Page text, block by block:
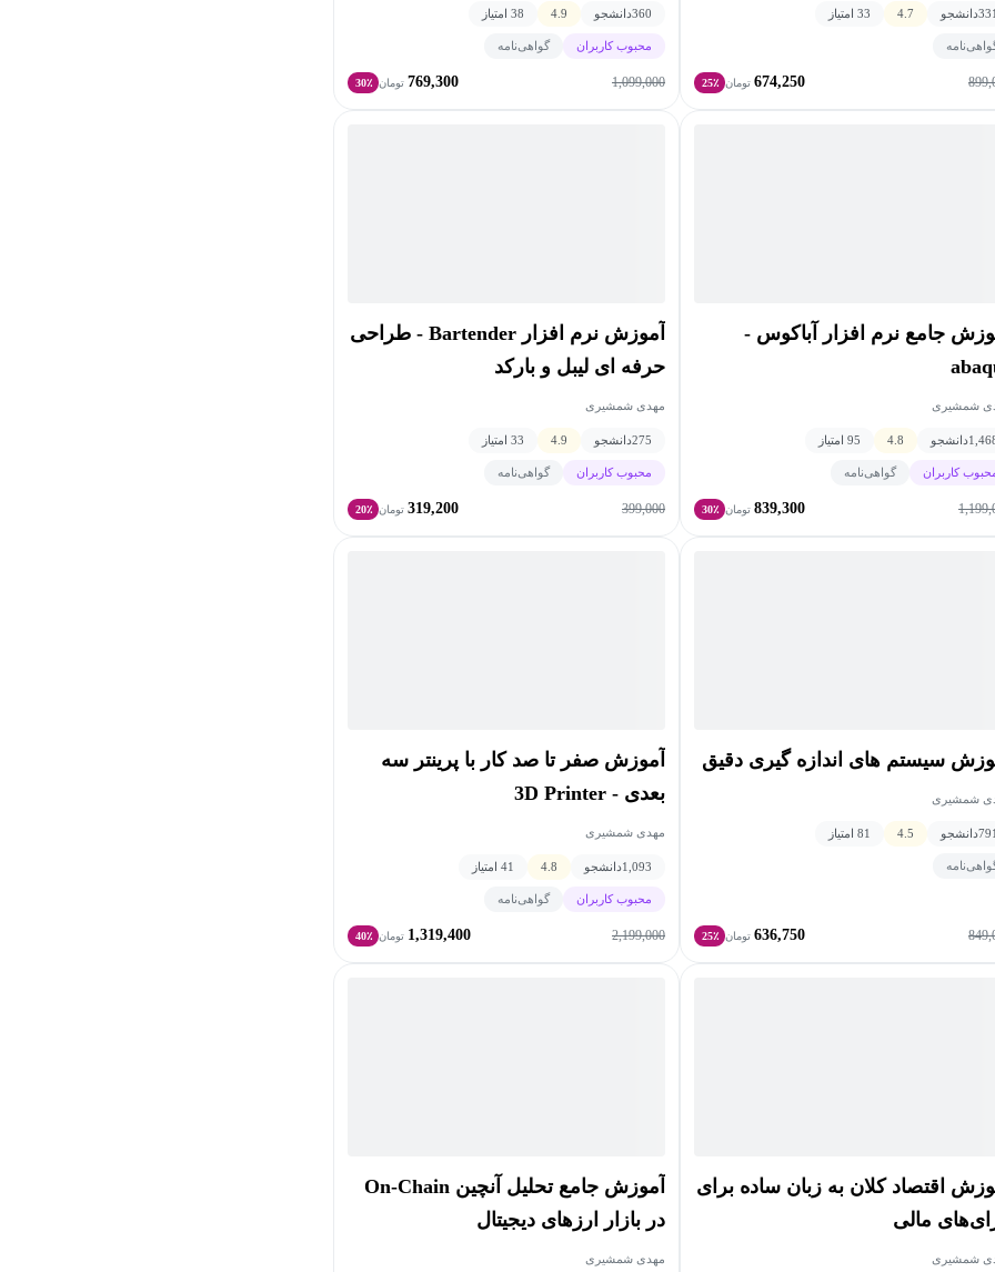
331دانشجو 4.7 33 امتیاز
674,250 تومان 25٪
360دانشجو 4.9 38 امتیاز
محبوب کاربران گواهی‌نامه
1,099,000
769,300 تومان 30٪
جامع نرم افزار آباکوس -
شمشیری
دانشجو 4.8 95 امتیاز
کاربران گواهی‌نامه
839,300 تومان 30٪
آموزش نرم افزار Bartender - طراحی
حرفه ای لیبل و بارکد
مهدی شمشیری
275دانشجو 4.9 33 امتیاز
محبوب کاربران گواهی‌نامه
399,000
319,200 تومان 20٪
سیستم های اندازه گیری دقیق
شمشیری
791دانشجو 4.5 81 امتیاز
636,750 تومان 25٪
آموزش صفر تا صد کار با پرینتر سه
بعدی - 3D Printer
مهدی شمشیری
1,093دانشجو 4.8 41 امتیاز
محبوب کاربران گواهی‌نامه
2,199,000
1,319,400 تومان 40٪
اقتصاد کلان به زبان ساده برای
مالی
شمشیری
آموزش جامع تحلیل آنچین On-Chain
در بازار ارزهای دیجیتال
مهدی شمشیری